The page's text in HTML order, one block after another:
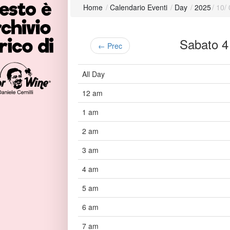
Home / Calendario Eventi / Day / 2025/ 10/
← Prec Sabato
All Day
12 am
1 am
2 am
3 am
4 am
5 am
6 am
7 am